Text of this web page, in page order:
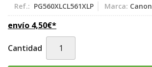
Ref.: PG560XLCL561XLP Marca: Canon
envío 4,50€*
Cantidad